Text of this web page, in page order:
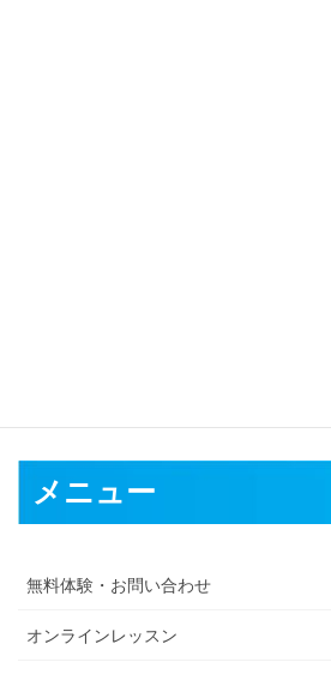
メニュー
無料体験・お問い合わせ
オンラインレッスン